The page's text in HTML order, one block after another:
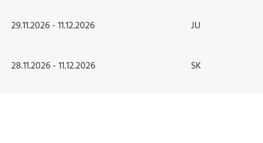
29.11.2026 - 11.12.2026 JU
28.11.2026 - 11.12.2026 SK